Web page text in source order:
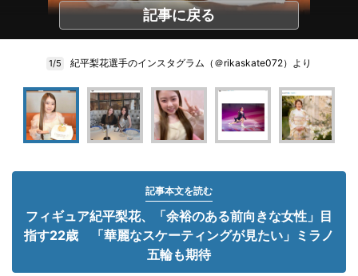
記事に戻る
1/5 紀平梨花選手のインスタグラム（＠rikaskate072）より
記事本文を読む
フィギュア紀平梨花、「余裕のある前向きな女性」目
指す22歳 「華麗なスケーティングが見たい」ミラノ
五輪も期待